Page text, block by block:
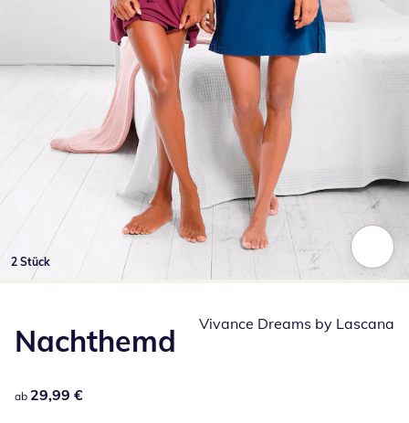
2 Stück
Nachthemd
29,99 €
ab 29,99 €
Vivance Dreams by Lascana